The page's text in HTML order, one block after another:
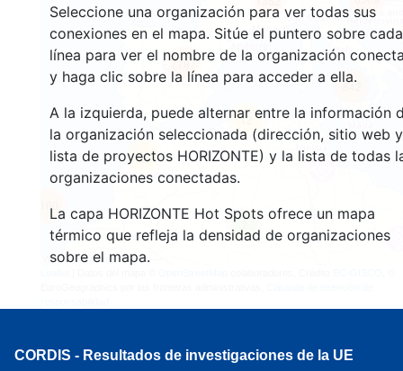
Seleccione una organización para ver todas sus
conexiones en el mapa. Sitúe el puntero sobre cada
línea para ver el nombre de la organización
y haga clic sobre la línea para acceder a ella.
A la izquierda, puede alternar entre la información
la organización seleccionada (dirección, sitio web y
lista de proyectos HORIZONTE) y la lista de todas
organizaciones conectadas.
La capa HORIZONTE Hot Spots ofrece un mapa
térmico que refleja la densidad de organizaciones
sobre el mapa.
7
160
12
66
7787
842
CORDIS - Resultados de investigaciones de la UE